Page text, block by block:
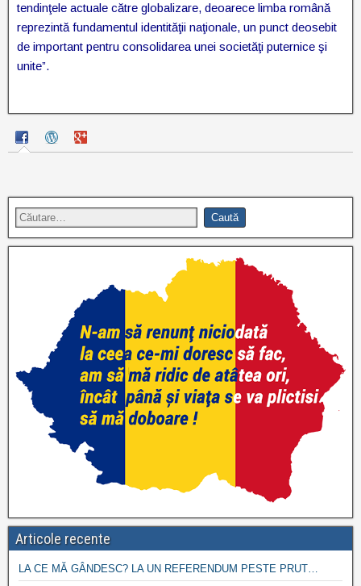
tendinţele actuale către globalizare, deoarece limba română
reprezintă fundamentul identităţii naţionale, un punct deosebit
de important pentru consolidarea unei societăţi puternice şi
unite”.
Articole recente
LA CE MĂ GÂNDESC? LA UN REFERENDUM PESTE PRUT…